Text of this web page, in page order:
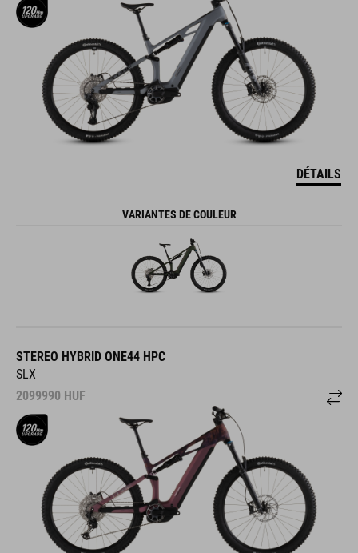
DÉTAILS
VARIANTES DE COULEUR
STEREO HYBRID ONE44 HPC
SLX
2099990 HUF